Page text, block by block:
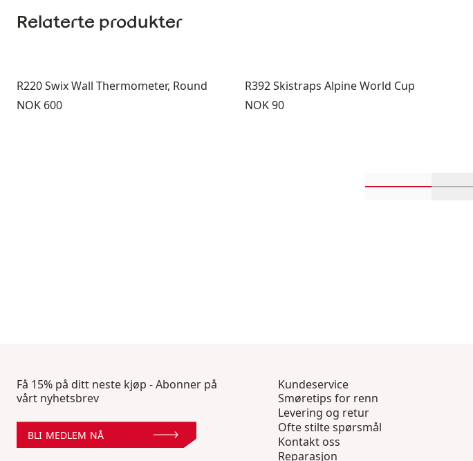
Relaterte produkter
R220 Swix Wall Thermometer, Round
Pris:
NOK 600
R392 Skistraps Alpine World Cup
Pris:
NOK 90
Få 15% på ditt neste kjøp - Abonner på
vårt nyhetsbrev
BLI MEDLEM NÅ
Kundeservice
Smøretips for renn
Levering og retur
Ofte stilte spørsmål
Kontakt oss
Reparasjon